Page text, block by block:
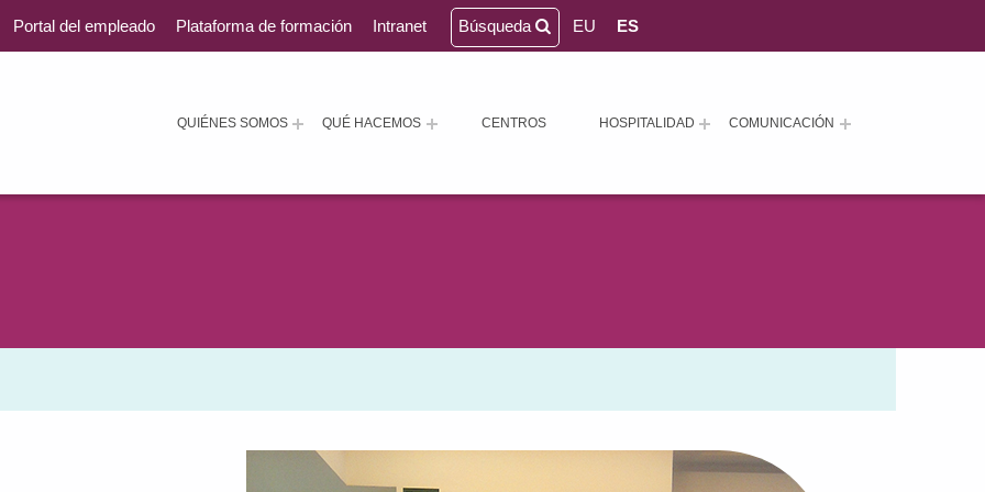
QUIÉNES SOMOS QUÉ HACEMOS CENTROS HOSPITALIDAD COMUNICACIÓN
Portal del empleado Plataforma de formación Intranet Búsqueda EU ES